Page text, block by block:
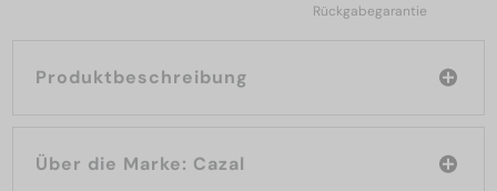
Rückgabegarantie
Produktbeschreibung
Über die Marke: Cazal